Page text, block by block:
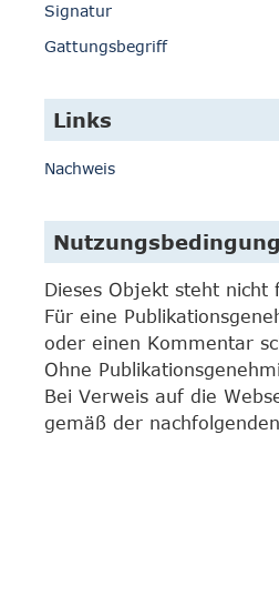
Signatur
Gattungsbegriff
Links
Nachweis
Dieses Objekt steht nicht
Für eine
oder einen Kommentar
Ohne
Bei Verweis auf die
gemäß der